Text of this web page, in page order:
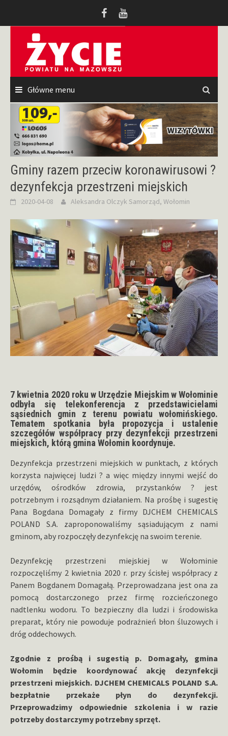
Główne menu
Gminy razem przeciw koronawirusowi ?
dezynfekcja przestrzeni miejskich
2020-04-08 Aleksandra Olczyk Samorząd, Wołomin
7 kwietnia 2020 roku w Urzędzie Miejskim w Wołominie
odbyła się telekonferencja z przedstawicielami
sąsiednich gmin z terenu powiatu wołomińskiego.
Tematem spotkania była propozycja i ustalenie
szczegółów współpracy przy dezynfekcji przestrzeni
miejskich, którą gmina Wołomin koordynuje.
Dezynfekcja przestrzeni miejskich w punktach, z których
korzysta najwięcej ludzi ? a więc między innymi wejść do
urzędów, ośrodków zdrowia, przystanków ? jest
potrzebnym i rozsądnym działaniem. Na prośbę i sugestię
Pana Bogdana Domagały z firmy DJCHEM CHEMICALS
POLAND S.A. zaproponowaliśmy sąsiadującym z nami
gminom, aby rozpoczęły dezynfekcję na swoim terenie.
Dezynfekcję przestrzeni miejskiej w Wołominie
rozpoczęliśmy 2 kwietnia 2020 r. przy ścisłej współpracy z
Panem Bogdanem Domagałą. Przeprowadzana jest ona za
pomocą dostarczonego przez firmę rozcieńczonego
nadtlenku wodoru. To bezpieczny dla ludzi i środowiska
preparat, który nie powoduje podrażnień błon śluzowych i
dróg oddechowych.
Zgodnie z prośbą i sugestią p. Domagały, gmina
Wołomin będzie koordynować akcję dezynfekcji
przestrzeni miejskich. DJCHEM CHEMICALS POLAND S.A.
bezpłatnie przekaże płyn do dezynfekcji.
Przeprowadzimy odpowiednie szkolenia i w razie
potrzeby dostarczymy potrzebny sprzęt.